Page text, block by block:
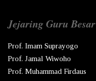
Jejaring Guru Besar
Prof. Imam Suprayogo
Prof. Jamal Wiwoho
Prof. Muhammad Firdaus